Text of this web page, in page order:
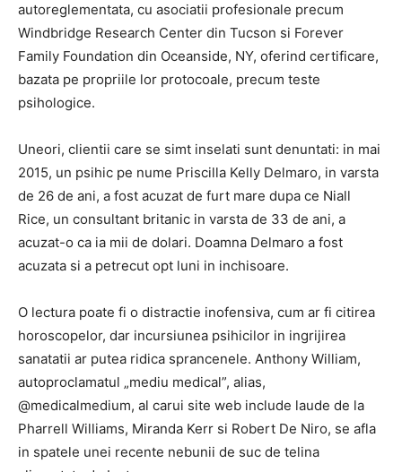
autoreglementata, cu asociatii profesionale precum
Windbridge Research Center din Tucson si Forever
Family Foundation din Oceanside, NY, oferind certificare,
bazata pe propriile lor protocoale, precum teste
psihologice.
Uneori, clientii care se simt inselati sunt denuntati: in mai
2015, un psihic pe nume Priscilla Kelly Delmaro, in varsta
de 26 de ani, a fost acuzat de furt mare dupa ce Niall
Rice, un consultant britanic in varsta de 33 de ani, a
acuzat-o ca ia mii de dolari. Doamna Delmaro a fost
acuzata si a petrecut opt ​​luni in inchisoare.
O lectura poate fi o distractie inofensiva, cum ar fi citirea
horoscopelor, dar incursiunea psihicilor in ingrijirea
sanatatii ar putea ridica sprancenele. Anthony William,
autoproclamatul „mediu medical”, alias,
@medicalmedium, al carui site web include laude de la
Pharrell Williams, Miranda Kerr si Robert De Niro, se afla
in spatele unei recente nebunii de suc de telina